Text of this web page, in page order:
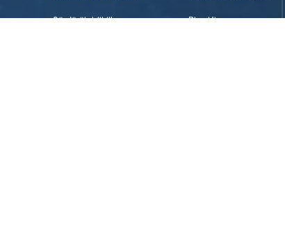
Sürdürülebilirlik Bize Ulaşın